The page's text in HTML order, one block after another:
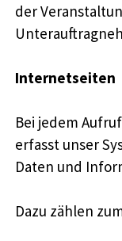
der
Internetseiten
Bei jedem
erfasst unser
Daten und
Dazu zählen